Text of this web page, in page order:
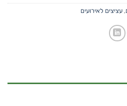
, עציצים לאירועים